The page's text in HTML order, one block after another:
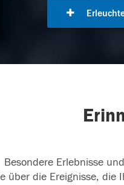
Besondere Erlebnisse
über die Ereignisse,